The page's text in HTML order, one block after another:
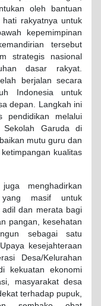
oleh bantuan
rakyatnya untuk
kepemimpinan
tersebut
strategis nasional
dasar rakyat.
berjalan secara
Indonesia untuk
depan. Langkah ini
pendidikan melalui
Sekolah Garuda di
mutu guru dan
kualitas
menghadirkan
masif untuk
adil dan merata bagi
pangan, kesehatan
sebagai satu
kesejahteraan
Desa/Kelurahan
kekuatan ekonomi
masyarakat desa
terhadap pupuk,